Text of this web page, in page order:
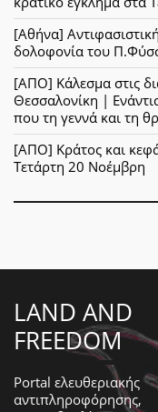
[Αθήνα]
δολοφονία του
[ΑΠΟ] Κάλεσμα στις
Θεσσαλονίκη |
που τη γεννά και τη
[ΑΠΟ] Κράτος και
Τετάρτη 20 Νοέμβρη
LAND AND
FREEDOM
Portal ελευθεριακής
αντιπληροφόρησης,